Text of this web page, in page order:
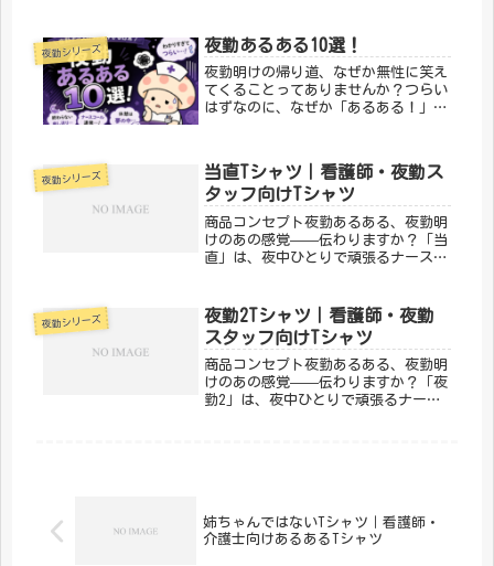
きのこセンター」が手がけるこのデザ
インは、医療・介護の現場で働く人た
ちの...
夜勤シリーズ 夜勤あるある10選！
夜勤明けの帰り道、なぜか無性に笑え
てくることってありませんか？つらい
はずなのに、なぜか「あるある！」と
に眠れない「今夜は早く寝なきゃ」と
思えば思うほど目が冴える。結局ス
マ...
夜勤シリーズ
当直Tシャツ｜看護師・夜勤ス
タッフ向けTシャツ
商品コンセプト夜勤あるある、夜勤明
けのあの感覚——伝わりますか？「当
直」は、夜中ひとりで頑張るナース・
とエールを込めて。「メディカルきの
こセンター」が手がけるこのデザイン
は...
夜勤シリーズ
夜勤2Tシャツ｜看護師・夜勤
スタッフ向けTシャツ
商品コンセプト夜勤あるある、夜勤明
けのあの感覚——伝わりますか？「夜
勤2」は、夜中ひとりで頑張るナー
姉ちゃんではないTシャツ｜看護師・
介護士向けあるあるTシャツ